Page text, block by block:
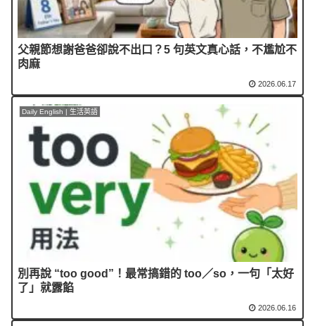
父親節想謝爸爸卻說不出口？5 句英文真心話，不尷尬不
肉麻
2026.06.17
Daily English | 生活英語
別再說 “too good”！最常搞錯的 too／so，一句「太好
了」就露餡
2026.06.16